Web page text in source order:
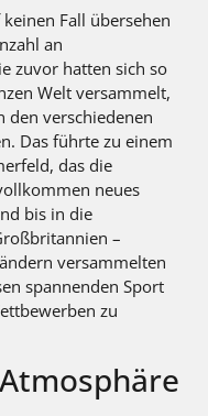
Fall übersehen
an
zuvor hatten sich so
Welt versammelt,
den verschiedenen
Das führte zu einem
das die
neues
bis in die
–
versammelten
spannenden Sport
zu